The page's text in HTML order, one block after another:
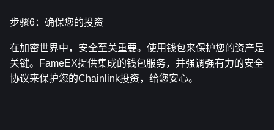
步骤6：确保您的投资
在加密世界中，安全至关重要。使用钱包来保护您的资产是
关键。FameEX提供集成的钱包服务，并强调强有力的安全
协议来保护您的Chainlink投资，给您安心。